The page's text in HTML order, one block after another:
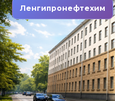
Ленгипронефтехим